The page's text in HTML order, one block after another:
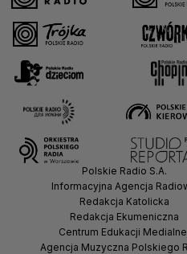
Polskie Radio S.A.
Informacyjna Agencja
Redakcja Katolicka
Redakcja Ekumeniczna
Centrum Edukacji
Agencja Muzyczna Polskiego